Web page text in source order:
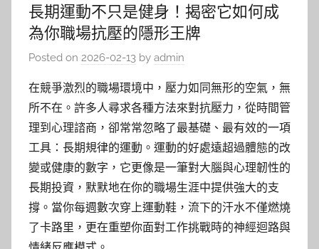
長期運動不只是健身！揭密它如何成
為你職場抗壓的隱形王牌
Posted on 2026-02-13 by admin
在競爭激烈的職場環境中，壓力如同無形的空氣，無
所不在。許多人尋求各種方法來對抗壓力，從時間管
理到心理諮商，卻常常忽略了最基礎、最有效的一項
工具：長期規律的運動。運動的好處遠超過體態的改
變或健康的數字，它更像是一筆對大腦與心理韌性的
長期投資，默默地在你的職場生涯中提供強大的支
撐。當你每週數次穿上運動鞋，流下的汗水不僅燃燒
了卡路里，更在重塑你面對工作挑戰時的神經迴路與